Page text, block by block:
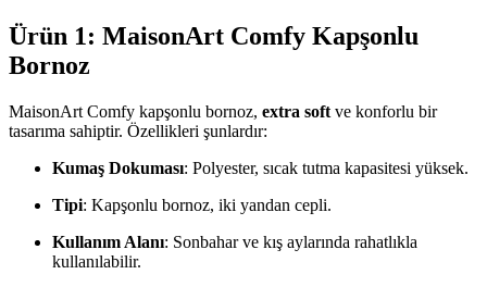
Ürün 1: MaisonArt Comfy Kapşonlu
Bornoz
MaisonArt Comfy kapşonlu bornoz, extra soft ve konforlu bir
tasarıma sahiptir. Özellikleri şunlardır:
Kumaş Dokuması: Polyester, sıcak tutma kapasitesi yüksek.
Tipi: Kapşonlu bornoz, iki yandan cepli.
Kullanım Alanı: Sonbahar ve kış aylarında rahatlıkla
kullanılabilir.